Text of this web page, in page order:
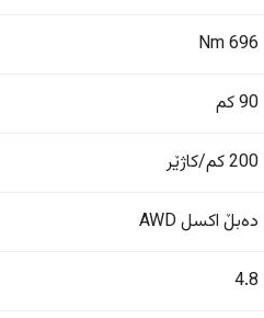
696 Nm
90 كم
200 کم/کاژێر
دەبڵ اکسل AWD
4.8